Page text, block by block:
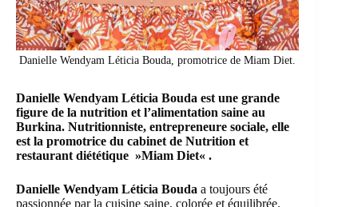
Danielle Wendyam Léticia Bouda, promotrice de Miam Diet.
Danielle Wendyam Léticia Bouda est une grande
figure de la nutrition et l’alimentation saine au
Burkina. Nutritionniste, entrepreneure sociale, elle
est la promotrice du cabinet de Nutrition et
restaurant diététique »Miam Diet« .
Danielle Wendyam Léticia Bouda a toujours été
passionnée par la cuisine saine, colorée et équilibrée.